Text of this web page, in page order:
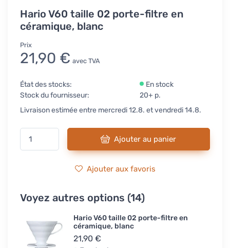
Hario V60 taille 02 porte-filtre en
céramique, blanc
Prix
21,90 € avec TVA
État des stocks:
En stock
Stock du fournisseur:
20+ p.
Livraison estimée entre mercredi 12.8. et vendredi 14.8.
Ajouter au panier
Ajouter aux favoris
Voyez autres options (14)
Hario V60 taille 02 porte-filtre en
céramique, blanc
21,90 €